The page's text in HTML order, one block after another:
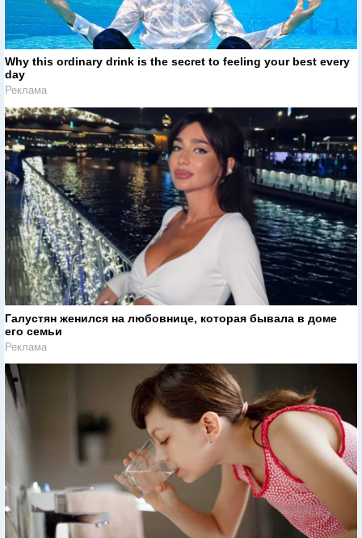
Why this ordinary drink is the secret to feeling your best every
day
Реклама
Галустян женился на любовнице, которая бывала в доме
его семьи
Реклама